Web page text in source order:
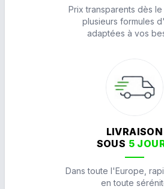
Prix transparents dès
plusieurs formules
adaptées à vos
LIVRAISON
SOUS 5
Dans toute l'Europe,
en toute